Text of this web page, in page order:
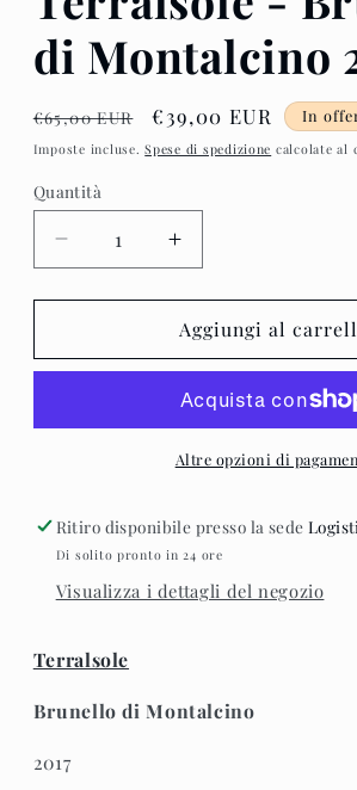
di Montalcino
Prezzo
di
€65,00 EUR
Prezzo
scontato
€39,00 EUR In
Imposte incluse.Spese di spedizione calcolate al
Quantità
Diminuisci
quantità
per
-
Montalcino
Aumenta
quantità
per
Terralsole
-
di
Montalcino
2017
Aggiungi al
Altre opzioni di
Ritiro disponibile presso la sede
Di solito pronto in 24 ore
Visualizza i dettagli del negozio
Terralsole
Brunello di Montalcino
2017